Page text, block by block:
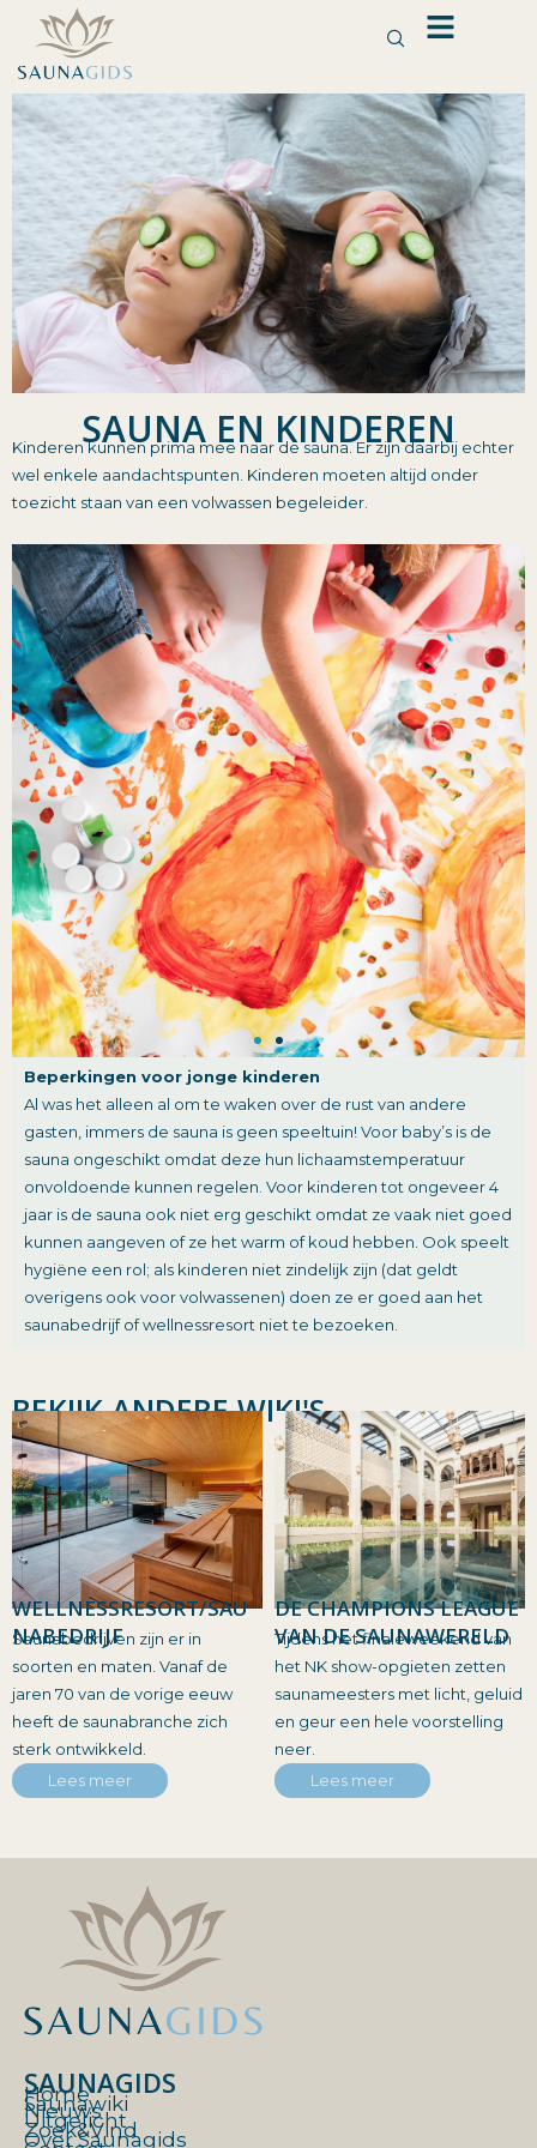
de
inhoud
SAUNA EN KINDEREN
Kinderen kunnen prima mee naar de sauna. Er zijn daarbij echter
wel enkele aandachtspunten. Kinderen moeten altijd onder
toezicht staan van een volwassen begeleider.
Beperkingen voor jonge kinderen
Al was het alleen al om te waken over de rust van andere
gasten, immers de sauna is geen speeltuin! Voor baby’s is de
sauna ongeschikt omdat deze hun lichaamstemperatuur
onvoldoende kunnen regelen. Voor kinderen tot ongeveer 4
jaar is de sauna ook niet erg geschikt omdat ze vaak niet goed
kunnen aangeven of ze het warm of koud hebben. Ook speelt
hygiëne een rol; als kinderen niet zindelijk zijn (dat geldt
overigens ook voor volwassenen) doen ze er goed aan het
saunabedrijf of wellnessresort niet te bezoeken.
BEKIJK ANDERE WIKI'S
WELLNESSRESORT/SAU
NABEDRIJF
Saunabedrijven zijn er in
soorten en maten. Vanaf de
jaren 70 van de vorige eeuw
heeft de saunabranche zich
sterk ontwikkeld.
Lees meer
DE CHAMPIONS LEAGUE
VAN DE SAUNAWERELD
Tijdens het finaleweekend van
het NK show-opgieten zetten
saunameesters met licht, geluid
en geur een hele voorstelling
neer.
Lees meer
SAUNAGIDS
Home
Saunawiki
Nieuws
Uitgelicht
Zoek&Vind
Over Saunagids